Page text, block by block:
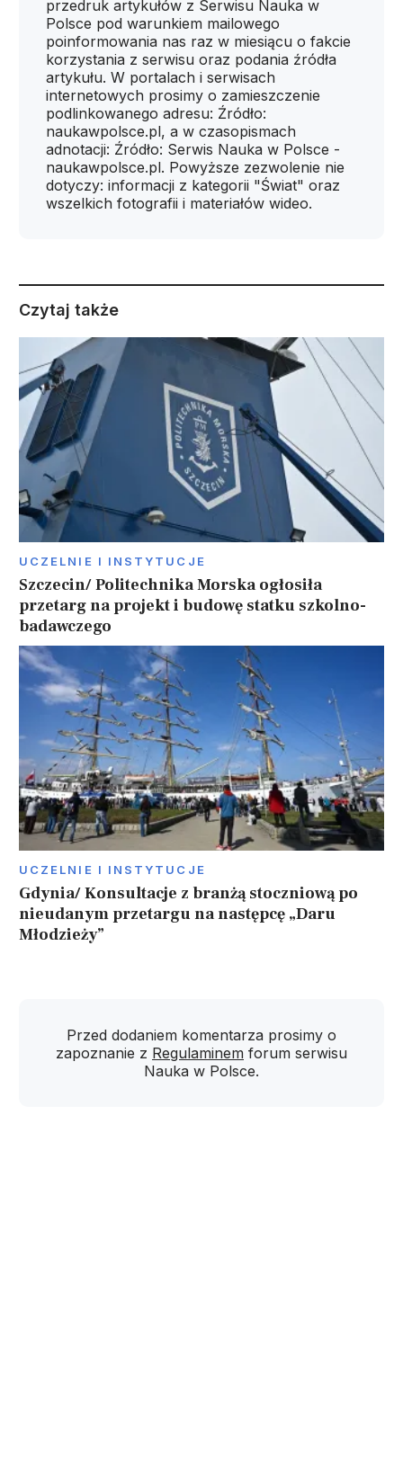
przedruk artykułów z Serwisu Nauka w
Polsce pod warunkiem mailowego
poinformowania nas raz w miesiącu o fakcie
korzystania z serwisu oraz podania źródła
artykułu. W portalach i serwisach
internetowych prosimy o zamieszczenie
podlinkowanego adresu: Źródło:
naukawpolsce.pl, a w czasopismach
adnotacji: Źródło: Serwis Nauka w Polsce -
naukawpolsce.pl. Powyższe zezwolenie nie
dotyczy: informacji z kategorii "Świat" oraz
wszelkich fotografii i materiałów wideo.
Czytaj także
UCZELNIE I INSTYTUCJE
Szczecin/ Politechnika Morska ogłosiła
przetarg na projekt i budowę statku szkolno-
badawczego
UCZELNIE I INSTYTUCJE
Gdynia/ Konsultacje z branżą stoczniową po
nieudanym przetargu na następcę „Daru
Młodzieży”
Przed dodaniem komentarza prosimy o
zapoznanie z Regulaminem forum serwisu
Nauka w Polsce.